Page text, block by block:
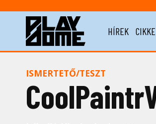
HÍREK
ISMERTETŐ/TESZT